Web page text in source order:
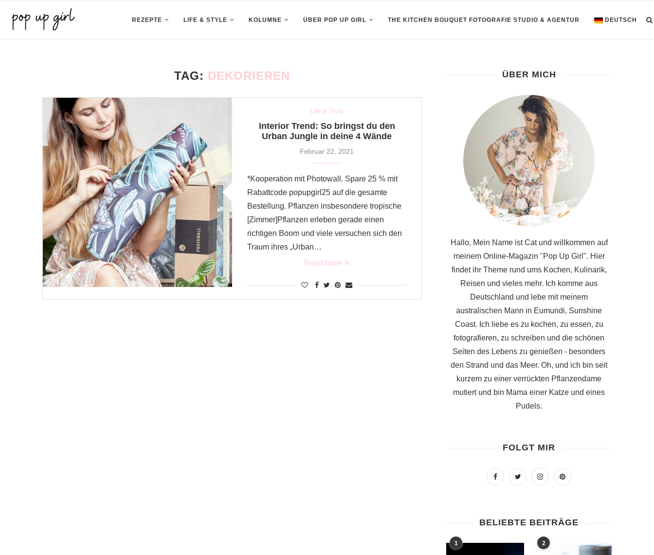
REZEPTE LIFE & STYLE KOLUMNE ÜBER POP UP GIRL THE KITCHEN BOUQUET FOTOGRAFIE STUDIO & AGENTUR DEUTSCH
TAG: DEKORIEREN
Life & Style
Interior Trend: So bringst du den
Urban Jungle in deine 4 Wände
Februar 22, 2021
*Kooperation mit Photowall. Spare 25 % mit
Rabattcode popupgirl25 auf die gesamte
Bestellung. Pflanzen insbesondere tropische
[Zimmer]Pflanzen erleben gerade einen
richtigen Boom und viele versuchen sich den
Traum ihres „Urban…
Read more
ÜBER MICH
Hallo, Mein Name ist Cat und willkommen auf
meinem Online-Magazin "Pop Up Girl". Hier
findet ihr Theme rund ums Kochen, Kulinarik,
Reisen und vieles mehr. Ich komme aus
Deutschland und lebe mit meinem
australischen Mann in Eumundi, Sunshine
Coast. Ich liebe es zu kochen, zu essen, zu
fotografieren, zu schreiben und die schönen
Seiten des Lebens zu genießen - besonders
den Strand und das Meer. Oh, und ich bin seit
kurzem zu einer verrückten Pflanzendame
mutiert und bin Mama einer Katze und eines
Pudels.
FOLGT MIR
BELIEBTE BEITRÄGE
1 2